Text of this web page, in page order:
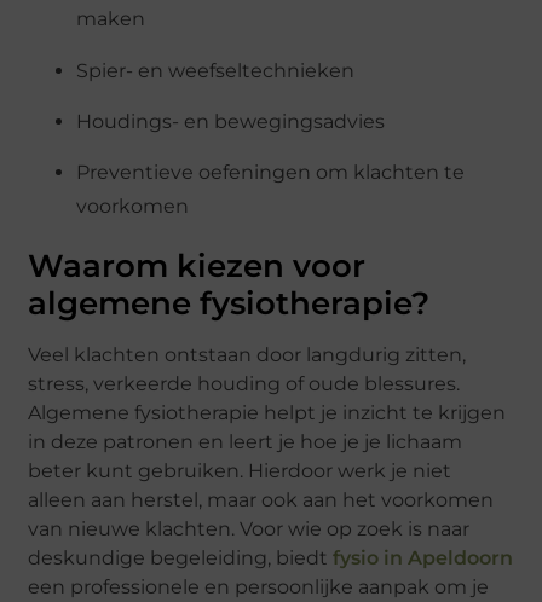
maken
Spier- en weefseltechnieken
Houdings- en bewegingsadvies
Preventieve oefeningen om klachten te
voorkomen
Waarom kiezen voor
algemene fysiotherapie?
Veel klachten ontstaan door langdurig zitten,
stress, verkeerde houding of oude blessures.
Algemene fysiotherapie helpt je inzicht te krijgen
in deze patronen en leert je hoe je je lichaam
beter kunt gebruiken. Hierdoor werk je niet
alleen aan herstel, maar ook aan het voorkomen
van nieuwe klachten. Voor wie op zoek is naar
deskundige begeleiding, biedtfysio in Apeldoorn
een professionele en persoonlijke aanpak om je